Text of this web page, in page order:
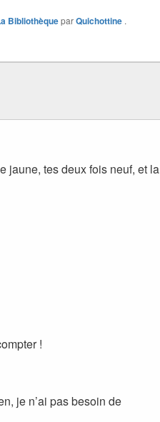
BibliothèqueparQuichottine .
jaune, tes deux fois neuf, et la
!
je n’ai pas besoin de